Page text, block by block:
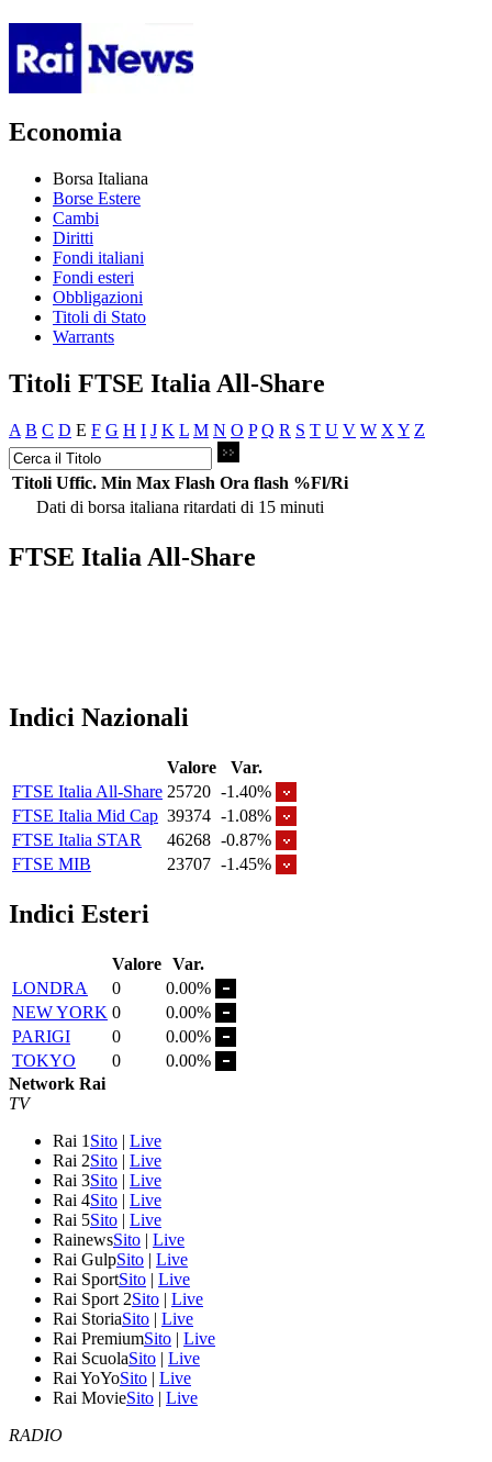
Economia
Borsa Italiana
Borse Estere
Cambi
Diritti
Fondi italiani
Fondi esteri
Obbligazioni
Titoli di Stato
Warrants
Titoli FTSE Italia All-Share
A B C D E F G H I J K L M N O P Q R S T U V W X Y Z
Titoli Uffic. Min Max Flash Ora flash %Fl/Ri
Dati di borsa italiana ritardati di 15 minuti
FTSE Italia All-Share
Indici Nazionali
Valore
Var.
FTSE Italia All-Share 25720 -1.40%
FTSE Italia Mid Cap 39374 -1.08%
FTSE Italia STAR
46268 -0.87%
FTSE MIB
23707 -1.45%
Indici Esteri
Valore Var.
LONDRA
0
0.00%
NEW YORK 0
0.00%
PARIGI
0
0.00%
TOKYO
0
0.00%
Network Rai
TV
Rai 1 Sito | Live
Rai 2Sito | Live
Rai 3Sito | Live
Rai 4Sito | Live
Rai 5Sito | Live
RainewsSito | Live
Rai GulpSito | Live
Rai SportSito | Live
Rai Sport 2Sito | Live
Rai StoriaSito | Live
Rai PremiumSito | Live
Rai ScuolaSito | Live
Rai YoYoSito | Live
Rai MovieSito | Live
RADIO